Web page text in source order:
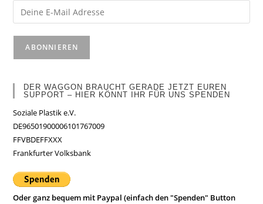
DER WAGGON BRAUCHT GERADE JETZT EUREN
SUPPORT – HIER KÖNNT IHR FÜR UNS SPENDEN
Soziale Plastik e.V.
DE96501900006101767009
FFVBDEFFXXX
Frankfurter Volksbank
Oder ganz bequem mit Paypal (einfach den "Spenden" Button